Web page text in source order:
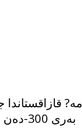
بەرى 300-دەن استام ادام اۋىرعان